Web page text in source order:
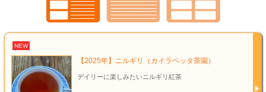
NEW
【2025年】ニルギリ（カイラベッタ茶園）
デイリーに楽しみたいニルギリ紅茶